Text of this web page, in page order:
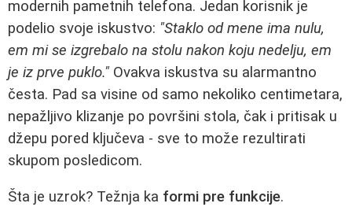
modernih pametnih telefona. Jedan korisnik je
podelio svoje iskustvo: "Staklo od mene ima nulu,
em mi se izgrebalo na stolu nakon koju nedelju, em
je iz prve puklo." Ovakva iskustva su alarmantno
česta. Pad sa visine od samo nekoliko centimetara,
nepažljivo klizanje po površini stola, čak i pritisak u
džepu pored ključeva - sve to može rezultirati
skupom posledicom.
Šta je uzrok? Težnja ka formi pre funkcije.